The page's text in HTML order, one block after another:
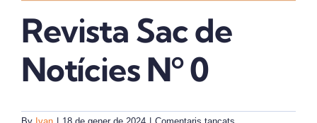
Revista Sac de
Notícies Nº 0